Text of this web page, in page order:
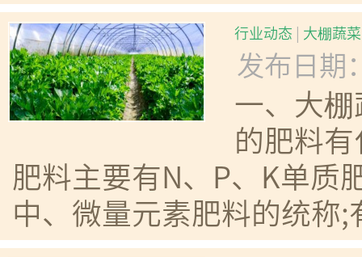
行业动态 | 大棚蔬
发布日期
一、大
的肥料
肥料主要有N、P、K单质
中、微量元素肥料的统称